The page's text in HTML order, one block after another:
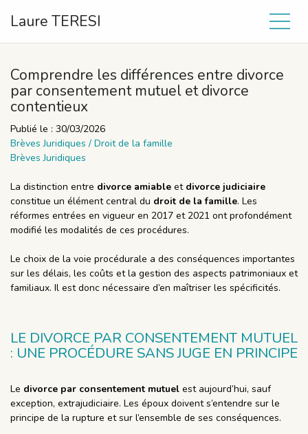
Laure TERESI
Comprendre les différences entre divorce
par consentement mutuel et divorce
contentieux
Publié le : 30/03/2026
Brèves Juridiques / Droit de la famille
Brèves Juridiques
La distinction entre divorce amiable et divorce judiciaire
constitue un élément central du droit de la famille. Les
réformes entrées en vigueur en 2017 et 2021 ont profondément
modifié les modalités de ces procédures.
Le choix de la voie procédurale a des conséquences importantes
sur les délais, les coûts et la gestion des aspects patrimoniaux et
familiaux. Il est donc nécessaire d’en maîtriser les spécificités.
LE DIVORCE PAR CONSENTEMENT MUTUEL
: UNE PROCÉDURE SANS JUGE EN PRINCIPE
Le divorce par consentement mutuel est aujourd’hui, sauf
exception, extrajudiciaire. Les époux doivent s’entendre sur le
principe de la rupture et sur l’ensemble de ses conséquences.